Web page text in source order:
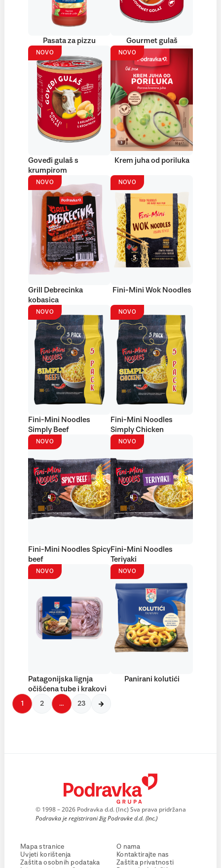
Pasata za pizzu Gourmet gulaš
NOVO
Goveđi gulaš s
krumpirom
NOVO
Krem juha od poriluka
NOVO
Grill Debrecinka
kobasica
NOVO
Fini-Mini Wok Noodles
NOVO
Fini-Mini Noodles
Simply Beef
NOVO
Fini-Mini Noodles
Simply Chicken
NOVO
Fini-Mini Noodles Spicy
beef
NOVO
Fini-Mini Noodles
Teriyaki
NOVO
Patagonijska lignja
očišćena tube i krakovi
NOVO
Panirani kolutići
1 2 … 23
© 1998 – 2026 Podravka d.d. (Inc) Sva prava pridržana
Podravka je registrirani žig Podravke d.d. (Inc.)
Mapa stranice
Uvjeti korištenja
Zaštita osobnih podataka
O nama
Kontaktirajte nas
Zaštita privatnosti